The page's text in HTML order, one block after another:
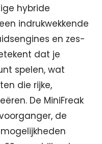
hybride
indrukwekkende
en zes-
dat je
spelen, wat
die rijke,
De MiniFreak
de